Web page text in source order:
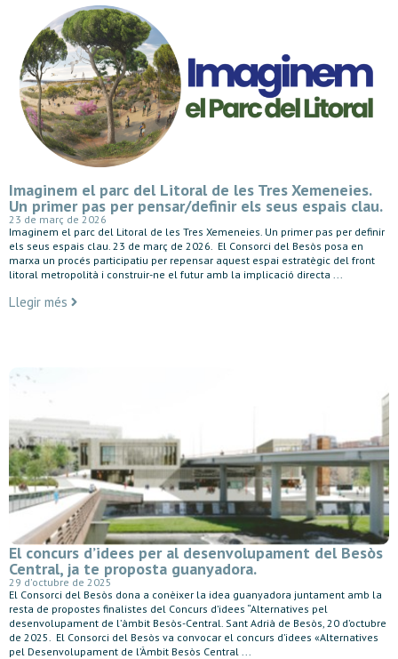
Imaginem el parc del Litoral de les Tres Xemeneies.
Un primer pas per pensar/definir els seus espais clau.
23 de març de 2026
Imaginem el parc del Litoral de les Tres Xemeneies. Un primer pas per definir
els seus espais clau. 23 de març de 2026. El Consorci del Besòs posa en
marxa un procés participatiu per repensar aquest espai estratègic del front
litoral metropolità i construir-ne el futur amb la implicació directa ...
Llegir més
El concurs d’idees per al desenvolupament del Besòs
Central, ja te proposta guanyadora.
29 d'octubre de 2025
El Consorci del Besòs dona a conèixer la idea guanyadora juntament amb la
resta de propostes finalistes del Concurs d’idees “Alternatives pel
desenvolupament de l’àmbit Besòs-Central. Sant Adrià de Besòs, 20 d’octubre
de 2025. El Consorci del Besòs va convocar el concurs d’idees «Alternatives
pel Desenvolupament de l’Àmbit Besòs Central ...